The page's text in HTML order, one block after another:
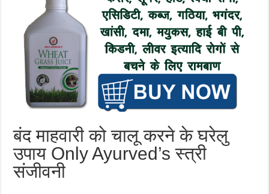
बंद माहवारी को चालू करने के घरेलु
उपाय Only Ayurved’s स्त्री
संजीवनी